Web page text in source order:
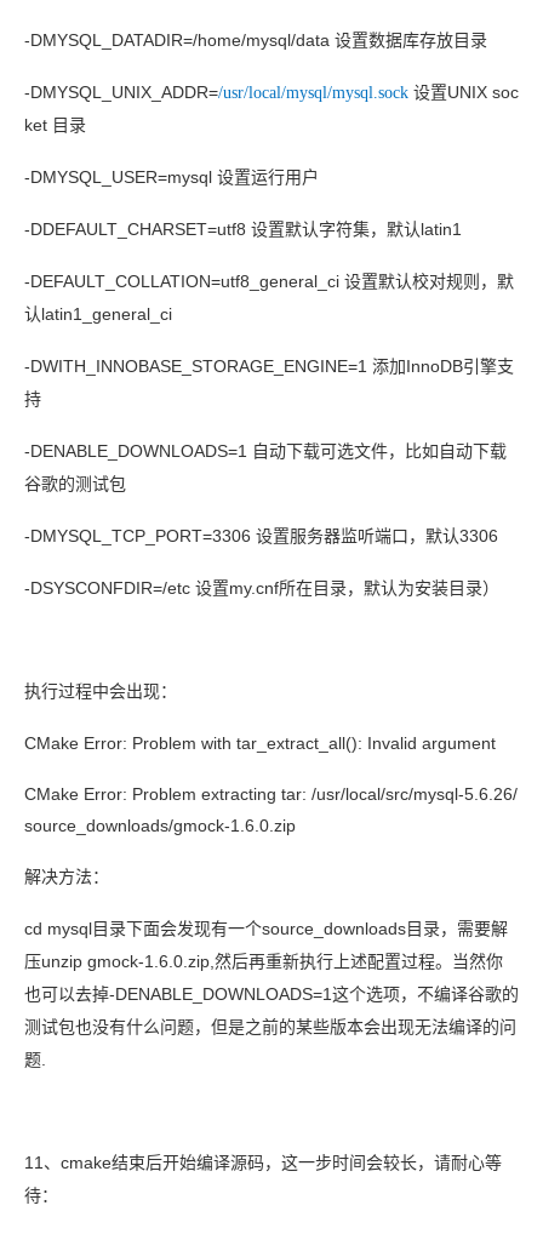
-DMYSQL_DATADIR=/home/mysql/data 设置数据库存放目录
-DMYSQL_UNIX_ADDR=/usr/local/mysql/mysql.sock 设置UNIX soc
ket 目录
-DMYSQL_USER=mysql 设置运行用户
-DDEFAULT_CHARSET=utf8 设置默认字符集，默认latin1
-DEFAULT_COLLATION=utf8_general_ci 设置默认校对规则，默
认latin1_general_ci
-DWITH_INNOBASE_STORAGE_ENGINE=1 添加 InnoDB引擎支
持
-DENABLE_DOWNLOADS=1
自动下载可选文件，比如自动下载
谷歌的测试包
-DMYSQL_TCP_PORT=3306 设置服务器监听端口，默认3306
-DSYSCONFDIR=/etc 设置my.cnf所在目录，默认为安装目录）
执行过程中会出现：
CMake Error: Problem with tar_extract_all(): Invalid argument
CMake Error: Problem extracting tar: /usr/local/src/mysql-5.6.26/
source_downloads/gmock-1.6.0.zip
解决方法：
cd mysql 目录下面会发现有一个source_downloads 目录，需要解
压unzip gmock-1.6.0.zip, 然后再重新执行上述配置过程。当然你
也可以去掉-DENABLE_DOWNLOADS=1 这个选项，不编译谷歌的
测试包也没有什么问题，但是之前的某些版本会出现无法编译的问
题
11 、 cmake结束后开始编译源码，这一步时间会较长，请耐心等
待：